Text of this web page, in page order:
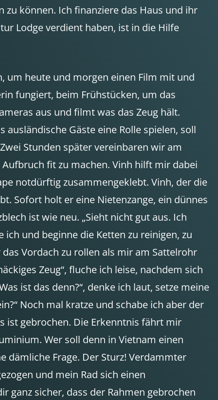
können. Ich finanziere das Haus und ihr
Lodge verdient haben, ist in die Hilfe
um heute und morgen einen Film mit und
fungiert, beim Frühstücken, um das
aus und filmt was das Zeug hält.
Gäste eine Rolle spielen, soll
Stunden später vereinbaren wir am
fit zu machen. Vinh hilft mir dabei
notdürftig zusammengeklebt. Vinh, der die
Sofort holt er eine Nietenzange, ein dünnes
ist wie neu. „Sieht nicht gut aus. Ich
ich und beginne die Ketten zu reinigen, zu
Vordach zu rollen als mir am Sattelrohr
Zeug“, fluche ich leise, nachdem sich
ist das denn?“, denke ich laut, setze meine
Noch mal kratze und schabe ich aber der
ist gebrochen. Die Erkenntnis fährt mir
Wer soll denn in Vietnam einen
dämliche Frage. Der Sturz! Verdammter
und mein Rad sich einen
ganz sicher, dass der Rahmen gebrochen